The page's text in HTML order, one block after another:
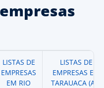
LISTAS DE
EMPRESAS
EM RIO
LISTAS DE
EMPRESAS EM
TARAUACA (AC)